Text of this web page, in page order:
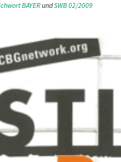
BAYER und SWB 02/2009